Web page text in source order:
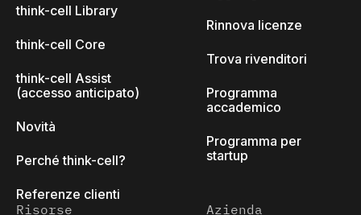
think-cell Library
think-cell Core
think-cell Assist
(accesso anticipato)
Novità
Perché think-cell?
Referenze clienti
Rinnova licenze
Trova rivenditori
Programma
accademico
Programma per
startup
Risorse Azienda